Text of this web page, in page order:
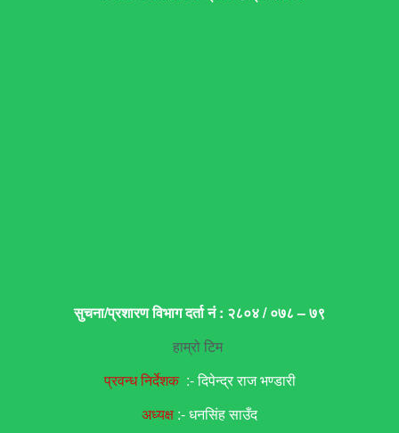
सुचना/प्रशारण विभाग दर्ता नं : २८०४ / ०७८ – ७९
हाम्रो टिम
प्रवन्ध निर्देशक:- दिपेन्द्र राज भण्डारी
अध्यक्ष :- धनसिंह साउँद